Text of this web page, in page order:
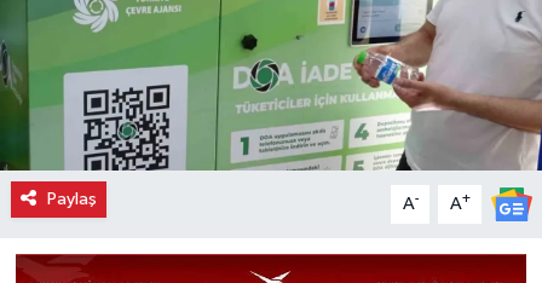
Paylaş A- A+